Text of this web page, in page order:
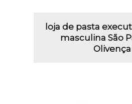
loja de pasta
masculina São
Olivença